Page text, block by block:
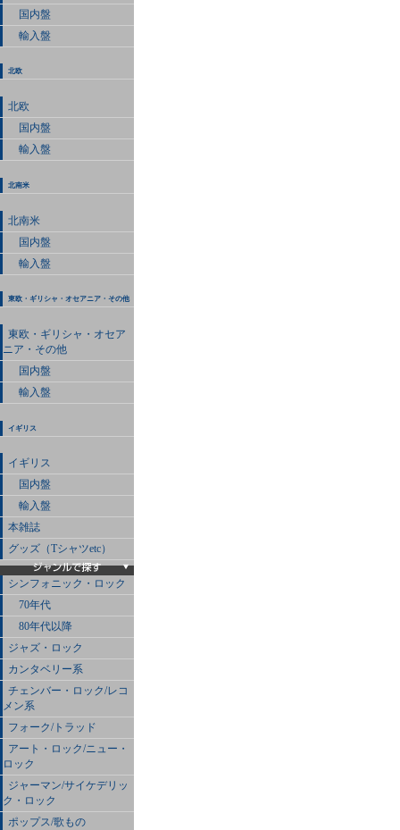
国内盤
輸入盤
北欧
北欧
国内盤
輸入盤
北南米
北南米
国内盤
輸入盤
東欧・ギリシャ・オセアニア・その他
東欧・ギリシャ・オセア
ニア・その他
国内盤
輸入盤
イギリス
イギリス
国内盤
輸入盤
本雑誌
グッズ（Tシャツetc）
シンフォニック・ロック
70年代
80年代以降
ジャズ・ロック
カンタベリー系
チェンバー・ロック/レコ
メン系
フォーク/トラッド
アート・ロック/ニュー・
ロック
ジャーマン/サイケデリッ
ク・ロック
ポップス/歌もの